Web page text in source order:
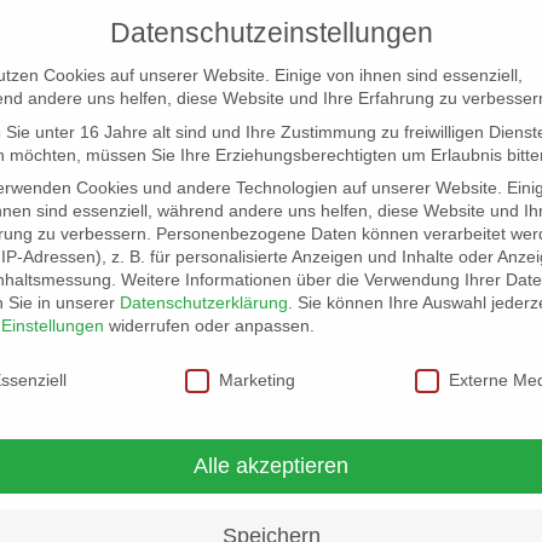
LOCATION SCOUT ELB-LOCATION: PANORAMA
feiern
Datenschutzeinstellungen
Cookies auf unserer Website. Einige von ihnen sind essenziell,
andere uns helfen, diese Website und Ihre Erfahrung zu
Sie unter 16 Jahre alt sind und Ihre Zustimmung zu freiwilligen
möchten, müssen Sie Ihre Erziehungsberechtigten um Erlaubnis
Cookies und andere Technologien auf unserer Website.
sind essenziell, während andere uns helfen, diese Website und
zu verbessern.
Personenbezogene Daten können verarbeitet
Adressen), z. B. für personalisierte Anzeigen und Inhalte oder
Weitere Informationen über die Verwendung Ihrer
Sie in unserer Datenschutzerklärung
Sie können Ihre Auswahl
Einstellungen widerrufen oder anpassen.
Marketing Externe
Alle akzeptieren
Speichern